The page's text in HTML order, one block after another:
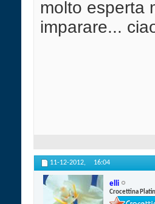
molto esperta
imparare...
11-12-2012, 16:04
elli
Crocettina